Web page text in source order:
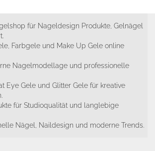
für Nageldesign Produkte, Gelnägel
Farbgele und Make Up Gele online
Nagelmodellage und professionelle
Eye Gele und Glitter Gele für kreative
für Studioqualität und langlebige
Nägel, Naildesign und moderne Trends.